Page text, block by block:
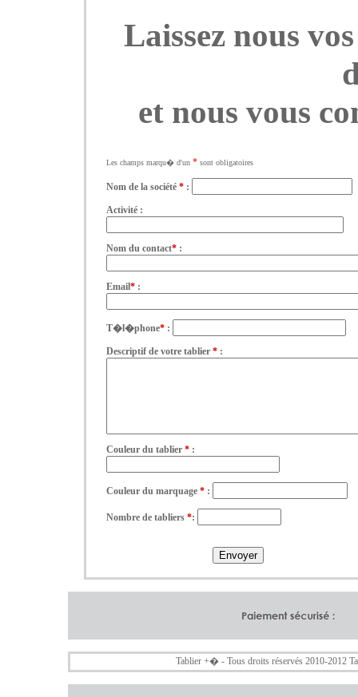
Laissez nous
et nous vous
Les champs marqu� d'un * sont obligatoires
Nom de la société * :
Activité :
Nom du contact* :
Email* :
T�l�phone* :
Descriptif de votre tablier * :
Couleur du tablier * :
Couleur du marquage * :
Nombre de tabliers *:
Tablier +� - Tous droits réservés 2010-2012